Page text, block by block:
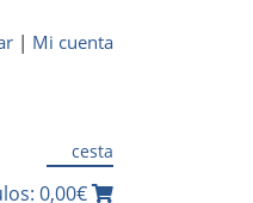
| Mi cuenta
cesta
0,00€